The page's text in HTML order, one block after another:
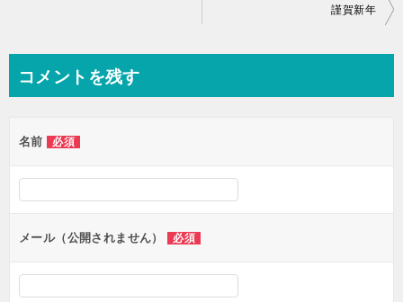
ビ
ー
シ
ン
謹賀新年
コメントを残す
名前 必須
メール（公開されません） 必須